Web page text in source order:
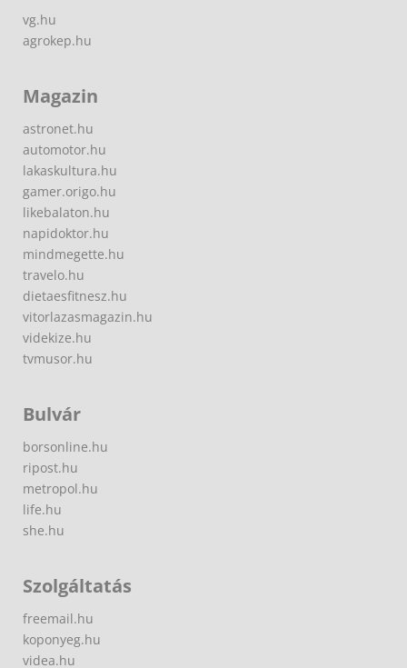
vg.hu
agrokep.hu
Magazin
astronet.hu
automotor.hu
lakaskultura.hu
gamer.origo.hu
likebalaton.hu
napidoktor.hu
mindmegette.hu
travelo.hu
dietaesfitnesz.hu
vitorlazasmagazin.hu
videkize.hu
tvmusor.hu
Bulvár
borsonline.hu
ripost.hu
metropol.hu
life.hu
she.hu
Szolgáltatás
freemail.hu
koponyeg.hu
videa.hu